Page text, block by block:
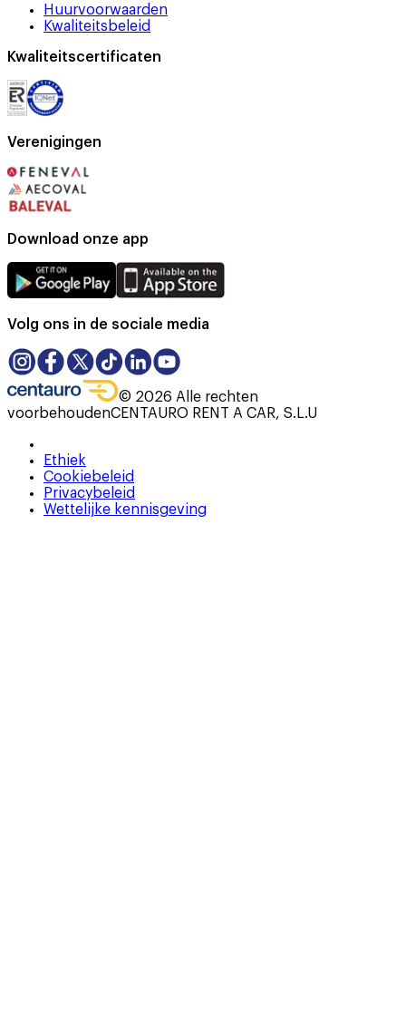
Huurvoorwaarden
Kwaliteitsbeleid
Kwaliteitscertificaten
Verenigingen
Download onze app
Volg ons in de sociale media
© 2026 Alle rechten
voorbehoudenCENTAURO RENT A CAR, S.L.U
Ethiek
Cookiebeleid
Privacybeleid
Wettelijke kennisgeving